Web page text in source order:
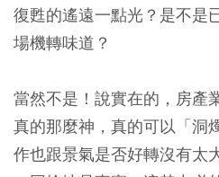
復甦的遙遠一點光？是不是
場機轉味道？
當然不是！說實在的，房產
真的那麼神，真的可以「洞
作也跟景氣是否好轉沒有太